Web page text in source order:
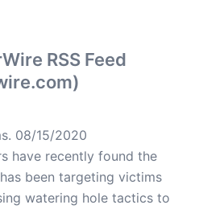
RSS Feed
08/15/2020
have recently found the
been targeting victims
watering hole tactics to